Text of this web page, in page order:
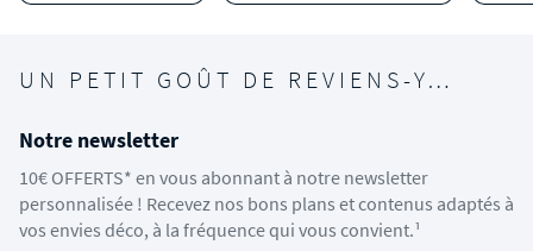
UN PETIT GOÛT DE REVIENS-Y…
Notre newsletter
10€ OFFERTS* en vous abonnant à notre newsletter
personnalisée ! Recevez nos bons plans et contenus adaptés à
vos envies déco, à la fréquence qui vous convient.¹